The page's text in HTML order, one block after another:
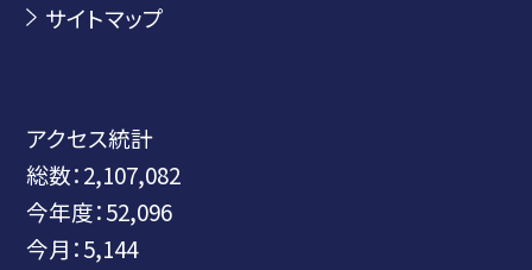
サイトマップ
アクセス統計
総数：2,107,082
今年度：52,096
今月：5,144